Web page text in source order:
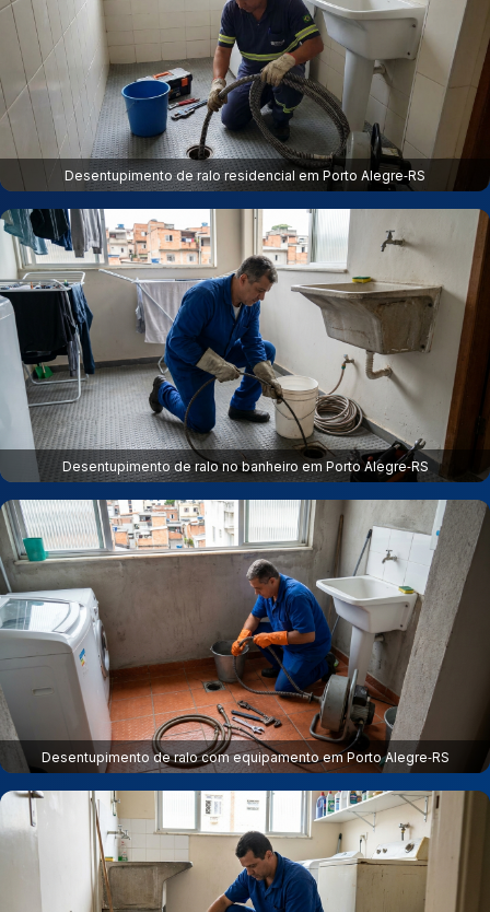
Desentupimento de ralo residencial em Porto Alegre‑RS
Desentupimento de ralo no banheiro em Porto Alegre‑RS
Desentupimento de ralo com equipamento em Porto Alegre‑RS